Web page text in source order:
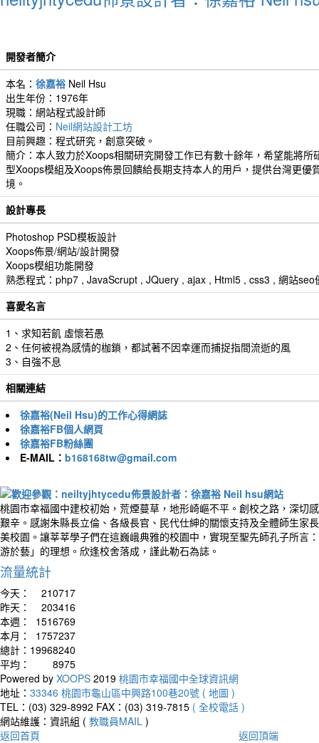
開發者簡介
本名： 徐嘉裕 Neil Hsu
出生年份：1976年
現職：網站程式設計師
任職公司： Neil網站設計工坊
目前興趣：程式研究，創意突破。
簡介：本人致力於Xoops相關研究開發工作已有數十餘年，希望能將所
型Xoops模組及Xoops佈景回饋給長期支持本人的用戶，提供台灣更優
境。
設計專長
Photoshop PSD模板設計
Xoops佈景/網站/設計開發
Xoops模組功能開發
熟悉程式：php7 , JavaScrupt , JQuery , ajax , Html5 , css3 , 網站seo
喜愛名言
1、求知若飢 虛懷若愚
2、任何被視為感情的枷鎖，都試著不因幸運而捕捉指間流逝的風
3、自強不息
相關連結
徐嘉裕(Neil Hsu)的工作心得網誌
徐嘉裕FB個人網頁
徐嘉裕FB粉絲團
E-MAIL： b168168tw@gmail.com
桃園市幸福國中建校初始，荒煙蔓草，地形崎嶇不平。創校之路，深切
艱辛。感謝朱縣長立倫、各級長官、民代仕紳的關懷支持及全體師生家
美校園。讓莘莘學子們在這巍峨典雅的校園中，實現至聖先師孔子所言
游於藝」的理想。欣逢校舍落成，謹此勒石為誌。
流量統計
今天：
210717
昨天：
203416
本週：
1516769
本月：
1757237
總計： 19968240
平均：
8975
Powered by XOOPS 2019 桃園市幸福國中全球資訊網
地址： 33346 桃園市龜山區中興路100巷20號 ( 地圖 )
TEL：(03) 329-8992 FAX：(03) 319-7815 ( 全校電話 )
網站維護：資訊組 ( 教職員MAIL )
返回首頁
返回頂端